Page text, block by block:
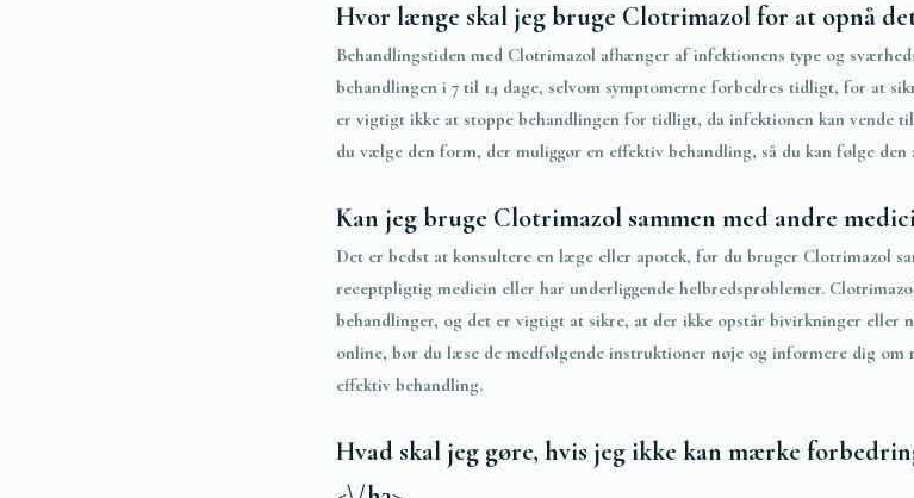
Hvor længe skal jeg bruge Clotrimazol for at opnå
Behandlingstiden med Clotrimazol afhænger af infektionens type og
behandlingen i 7 til 14 dage, selvom symptomerne forbedres tidligt, for at
er vigtigt ikke at stoppe behandlingen for tidligt, da infektionen kan vende
du vælge den form, der muliggør en effektiv behandling, så du kan følge den
Kan jeg bruge Clotrimazol sammen med andre
Det er bedst at konsultere en læge eller apotek, før du bruger Clotrimazol
receptpligtig medicin eller har underliggende helbredsproblemer.
behandlinger, og det er vigtigt at sikre, at der ikke opstår bivirkninger eller
online, bør du læse de medfølgende instruktioner nøje og informere dig
effektiv behandling.
Hvad skal jeg gøre, hvis jeg ikke kan mærke